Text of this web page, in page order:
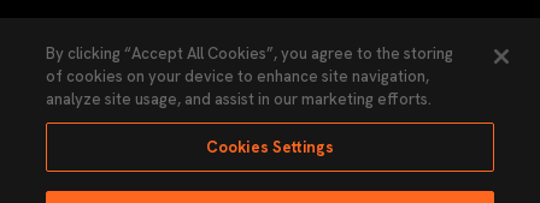
Ley Transparencia Política de Privacidad
Accesibilidad
By clicking “Accept All Cookies”, you agree to the storing
of cookies on your device to enhance site navigation,
analyze site usage, and assist in our marketing efforts.
Cookies Settings